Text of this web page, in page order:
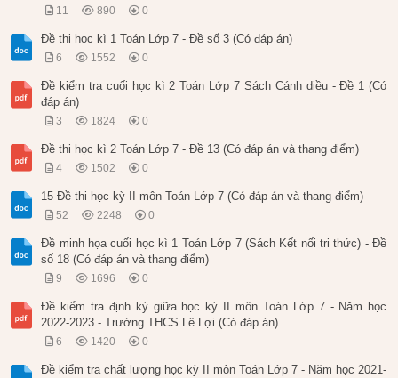
11 890 0
Đề thi học kì 1 Toán Lớp 7 - Đề số 3 (Có đáp án)
6 1552 0
Đề kiểm tra cuối học kì 2 Toán Lớp 7 Sách Cánh diều - Đề 1 (Có
đáp án)
3 1824 0
Đề thi học kì 2 Toán Lớp 7 - Đề 13 (Có đáp án và thang điểm)
4 1502 0
15 Đề thi học kỳ II môn Toán Lớp 7 (Có đáp án và thang điểm)
52 2248 0
Đề minh họa cuối học kì 1 Toán Lớp 7 (Sách Kết nối tri thức) - Đề
số 18 (Có đáp án và thang điểm)
9 1696 0
Đề kiểm tra định kỳ giữa học kỳ II môn Toán Lớp 7 - Năm học
2022-2023 - Trường THCS Lê Lợi (Có đáp án)
6 1420 0
Đề kiểm tra chất lượng học kỳ II môn Toán Lớp 7 - Năm học 2021-